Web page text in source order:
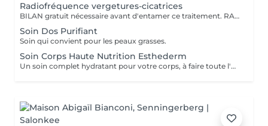
Radiofréquence vergetures-cicatrices
BILAN gratuit nécessaire avant d'entamer ce traitement. RADIOFREQUENCE CAPACTIVE RESISTIVE448Khz monopolaire Non douloureux, non invasif Améliore au fur à mesure les vergetures (rosées). Cicatrices récentes. Traitement de plusieurs séances nécessaire pour atteindre des résultats.
Soin Dos Purifiant
Soin qui convient pour les peaux grasses.
Soin Corps Haute Nutrition Esthederm
Un soin complet hydratant pour votre corps, à faire toute l'année pour garder une peau en bonne santé, mais surtout après des périodes d'exposition au soleil.